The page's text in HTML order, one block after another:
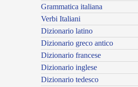
Grammatica italiana
Verbi Italiani
Dizionario latino
Dizionario greco antico
Dizionario francese
Dizionario inglese
Dizionario tedesco